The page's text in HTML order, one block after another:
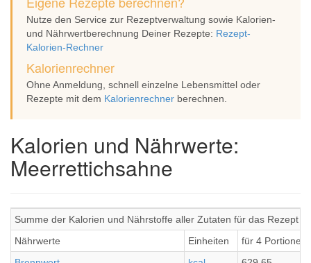
Nutze den Service zur Rezeptverwaltung sowie Kalorien-
und Nährwertberechnung Deiner Rezepte: Rezept-
Kalorien-Rechner
Kalorienrechner
Ohne Anmeldung, schnell einzelne Lebensmittel oder
Rezepte mit dem Kalorienrechner berechnen.
Kalorien und Nährwerte:
Meerrettichsahne
Summe der Kalorien und Nährstoffe aller Zutaten für das Rezept
Nährwerte
Einheiten
für 4 Portionen